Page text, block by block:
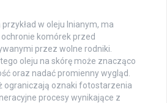
przykład w oleju lnianym, ma
komórek przed
przez wolne rodniki.
oleju na skórę może znacząco
oraz nadać promienny wygląd.
ograniczają oznaki fotostarzenia
procesy wynikające z